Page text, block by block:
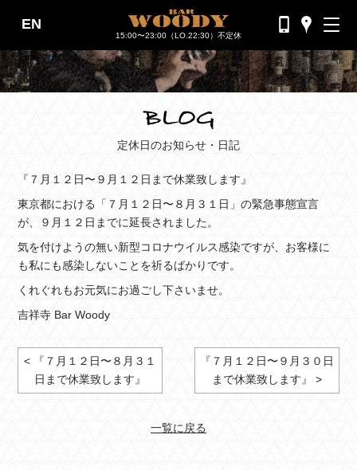
バーウッディTOP
バー ウッディについて
メニュー＆料金
おすすめカクテル
フォトギャラリー
過去のブログ
EN
15:00〜23:00（LO.22:30）不定休
定休日のお知らせ・日記
『７月１２日〜９月１２日まで休業致します』
東京都における「７月１２日〜８月３１日」の緊急事態宣言
が、９月１２日までに延長されました。
気を付けようの無い新型コロナウイルス感染ですが、お客様に
も私にも感染しないことを祈るばかりです。
くれぐれもお元気にお過ごし下さいませ。
吉祥寺 Bar Woody
< 『７月１２日〜８月３１
日まで休業致します』
『７月１２日〜９月３０日
まで休業致します』 >
一覧に戻る